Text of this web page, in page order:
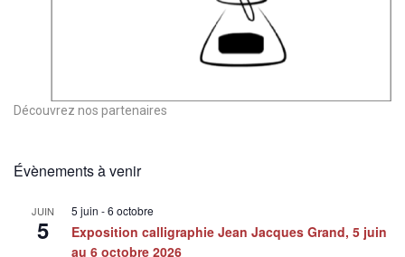
Découvrez nos partenaires
Évènements à venir
JUIN
5
5 juin -6 octobre
Exposition calligraphie Jean Jacques Grand, 5 juin
au 6 octobre 2026